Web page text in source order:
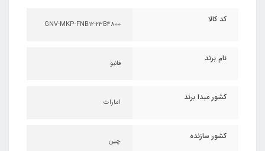
کد کالا GNV-MKP-FNB12-23B4800
نام برند فانبو
کشور مبدا برند امارات
کشور سازنده چین